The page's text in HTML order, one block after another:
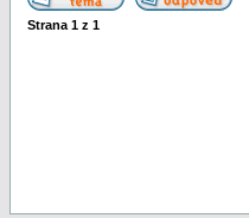
Strana 1 z 1